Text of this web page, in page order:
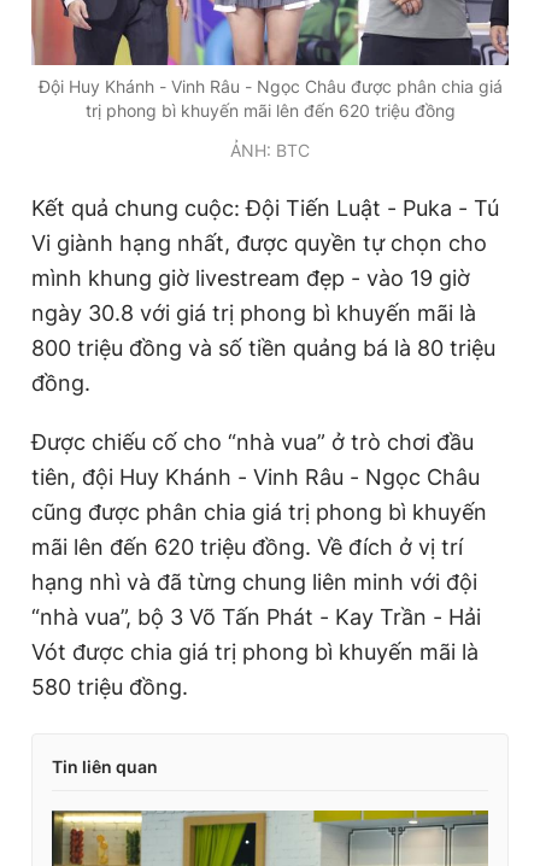
Đội Huy Khánh - Vinh Râu - Ngọc Châu được phân chia giá
trị phong bì khuyến mãi lên đến 620 triệu đồng
ẢNH: BTC
Kết quả chung cuộc: Đội Tiến Luật - Puka - Tú
Vi giành hạng nhất, được quyền tự chọn cho
mình khung giờ livestream đẹp - vào 19 giờ
ngày 30.8 với giá trị phong bì khuyến mãi là
800 triệu đồng và số tiền quảng bá là 80 triệu
đồng.
Được chiếu cố cho “nhà vua” ở trò chơi đầu
tiên, đội Huy Khánh - Vinh Râu - Ngọc Châu
cũng được phân chia giá trị phong bì khuyến
mãi lên đến 620 triệu đồng. Về đích ở vị trí
hạng nhì và đã từng chung liên minh với đội
“nhà vua”, bộ 3 Võ Tấn Phát - Kay Trần - Hải
Vót được chia giá trị phong bì khuyến mãi là
580 triệu đồng.
Tin liên quan